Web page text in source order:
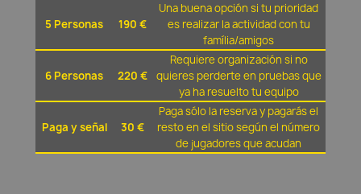
5 Personas 190 €
Una buena opción si tu prioridad
es realizar la actividad con tu
família/amigos
6 Personas 220 €
Requiere organización si no
quieres perderte en pruebas que
ya ha resuelto tu equipo
Paga y señal 30 €
Paga sólo la reserva y pagarás el
resto en el sitio según el número
de jugadores que acudan